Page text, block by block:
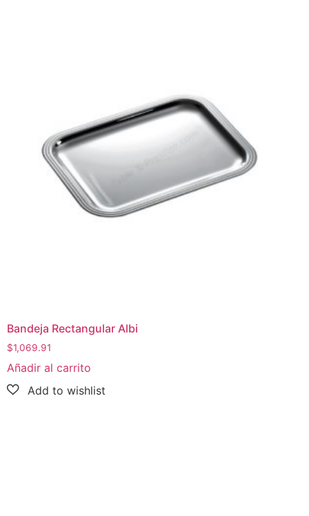
Bandeja Rectangular Albi
$1,069.91
Añadir al carrito